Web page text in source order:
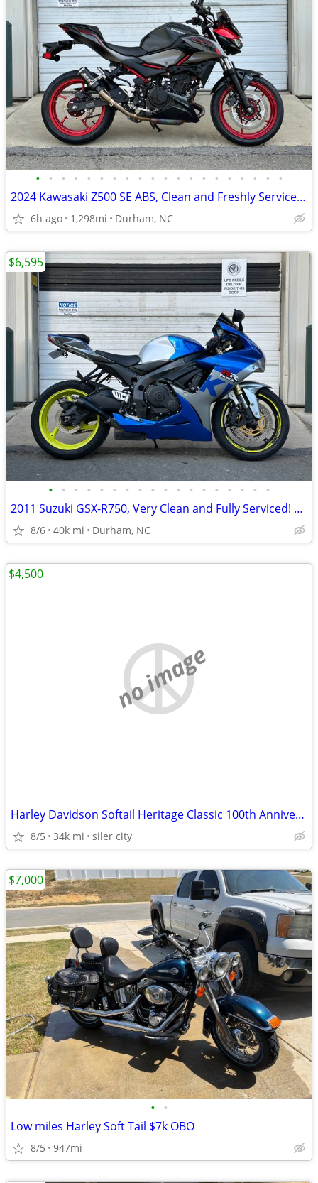
• • • • • • • • • • • • • • • • • • • •
2024 Kawasaki Z500 SE ABS, Clean and Freshly Serviced! Ready to Ride!
6h ago 1,298mi Durham, NC
• • • • • • • • • • • • • • • • • •
2011 Suzuki GSX-R750, Very Clean and Fully Serviced! Road Ready!
8/6 40k mi Durham, NC
$6,595
no image
Harley Davidson Softail Heritage Classic 100th Anniversary edition
8/5 34k mi siler city
$4,500
• •
Low miles Harley Soft Tail $7k OBO
8/5 947mi
$7,000